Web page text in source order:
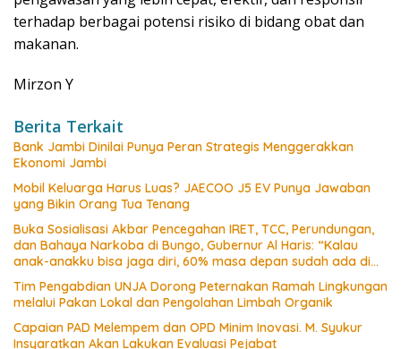
terhadap berbagai potensi risiko di bidang obat dan
makanan.
Mirzon Y
Berita Terkait
Bank Jambi Dinilai Punya Peran Strategis Menggerakkan
Ekonomi Jambi
Mobil Keluarga Harus Luas? JAECOO J5 EV Punya Jawaban
yang Bikin Orang Tua Tenang
Buka Sosialisasi Akbar Pencegahan IRET, TCC, Perundungan,
dan Bahaya Narkoba di Bungo, Gubernur Al Haris: “Kalau
anak-anakku bisa jaga diri, 60% masa depan sudah ada di
Tim Pengabdian UNJA Dorong Peternakan Ramah Lingkungan
melalui Pakan Lokal dan Pengolahan Limbah Organik
Capaian PAD Melempem dan OPD Minim Inovasi. M. Syukur
Insyaratkan Akan Lakukan Evaluasi Pejabat